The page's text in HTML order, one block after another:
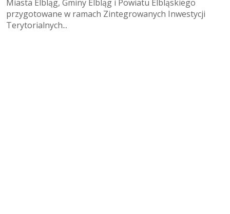
Miasta Elbląg, Gminy Elbląg i Powiatu Elbląskiego
przygotowane w ramach Zintegrowanych Inwestycji
Terytorialnych...